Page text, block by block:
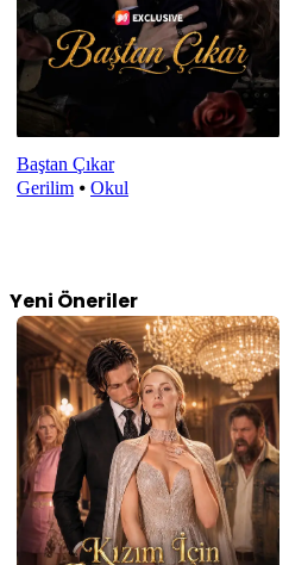
Baştan Çıkar
Gerilim ⦁ Okul
Yeni Öneriler